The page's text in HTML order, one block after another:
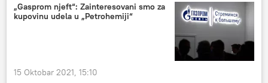
„Gasprom njeft“: Zainteresovani smo za
kupovinu udela u „Petrohemiji“
15 Oktobar 2021, 15:10